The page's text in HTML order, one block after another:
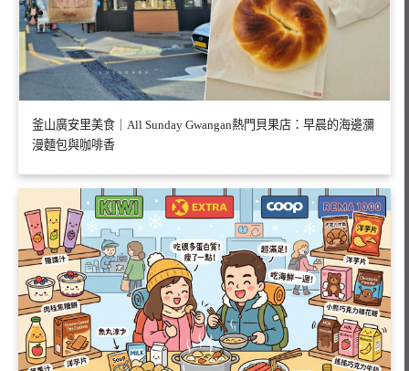
釜山廣安里美食｜All Sunday Gwangan熱門貝果店：早晨的海邊瀰
漫麵包與咖啡香